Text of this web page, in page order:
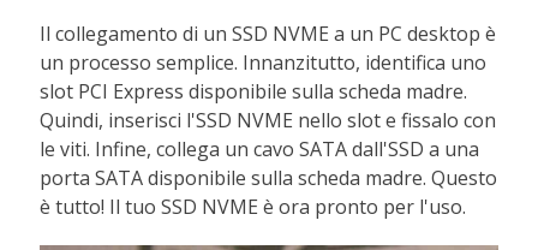
Il collegamento di un SSD NVME a un PC desktop è
un processo semplice. Innanzitutto, identifica uno
slot PCI Express disponibile sulla scheda madre.
Quindi, inserisci l'SSD NVME nello slot e fissalo con
le viti. Infine, collega un cavo SATA dall'SSD a una
porta SATA disponibile sulla scheda madre. Questo
è tutto! Il tuo SSD NVME è ora pronto per l'uso.